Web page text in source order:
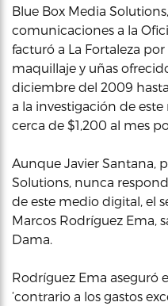
Blue Box Media
comunicaciones a la
facturó a La Fortaleza
maquillaje y uñas
diciembre del 2009
a la investigación de
cerca de $1,200 al mes
Aunque Javier Santana,
Solutions, nunca
de este medio digital, el
Marcos Rodríguez Ema,
Dama.
Rodríguez Ema aseguró
‘contrario a los gastos